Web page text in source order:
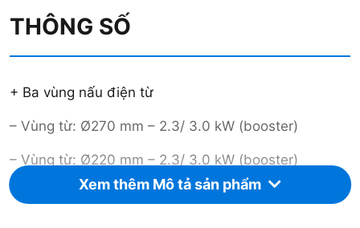
THÔNG SỐ
+ Ba vùng nấu điện từ
– Vùng từ: Ø270 mm – 2.3/ 3.0 kW (booster)
– Vùng từ: Ø220 mm – 2.3/ 3.0 kW (booster)
– Vùng từ: Ø180 mm – 1.4 kW
Xem thêm Mô tả sản phẩm